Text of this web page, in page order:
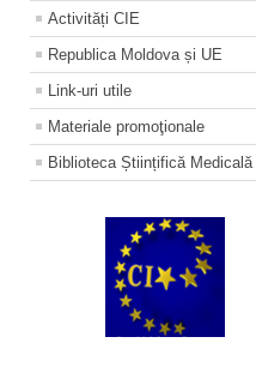
Activități CIE
Republica Moldova și UE
Link-uri utile
Materiale promoţionale
Biblioteca Științifică Medicală